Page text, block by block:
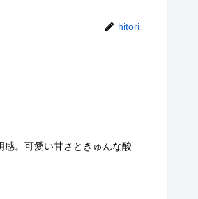
hitori
。可愛い甘さときゅんな酸